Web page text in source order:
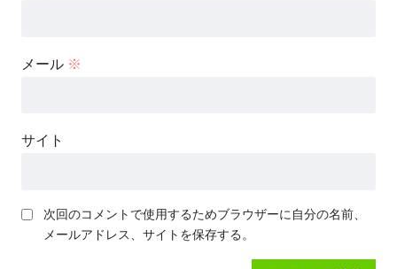
メール ※
サイト
次回のコメントで使用するためブラウザーに自分の名前、
メールアドレス、サイトを保存する。